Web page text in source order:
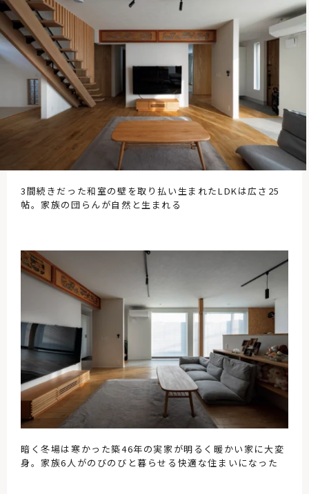
3間続きだった和室の壁を取り払い生まれたLDKは広さ25
帖。家族の団らんが自然と生まれる
暗く冬場は寒かった築46年の実家が明るく暖かい家に大変
身。家族6人がのびのびと暮らせる快適な住まいになった